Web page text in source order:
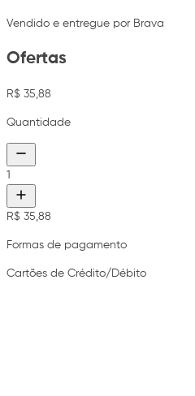
Vendido e entregue por Brava
Ofertas
R$ 35,88
Quantidade
1
R$ 35,88
Formas de pagamento
Cartões de Crédito/Débito